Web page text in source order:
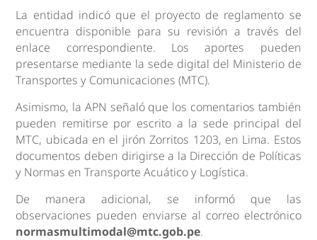
La entidad indicó que el proyecto de reglamento se
encuentra disponible para su revisión a través del
enlace correspondiente. Los aportes pueden
presentarse mediante la sede digital del Ministerio de
Transportes y Comunicaciones (MTC).
Asimismo, la APN señaló que los comentarios también
pueden remitirse por escrito a la sede principal del
MTC, ubicada en el jirón Zorritos 1203, en Lima. Estos
documentos deben dirigirse a la Dirección de Políticas
y Normas en Transporte Acuático y Logística.
De manera adicional, se informó que las
observaciones pueden enviarse al correo electrónico
normasmultimodal@mtc.gob.pe.